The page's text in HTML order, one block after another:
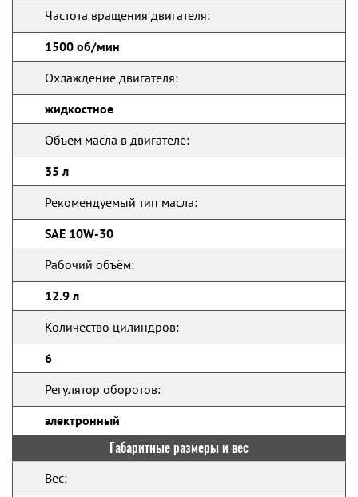
Частота вращения двигателя:
1500 об/мин
Охлаждение двигателя:
жидкостное
Объем масла в двигателе:
35 л
Рекомендуемый тип масла:
SAE 10W-30
Рабочий объём:
12.9 л
Количество цилиндров:
6
Регулятор оборотов:
электронный
Габаритные размеры и вес
Вес: